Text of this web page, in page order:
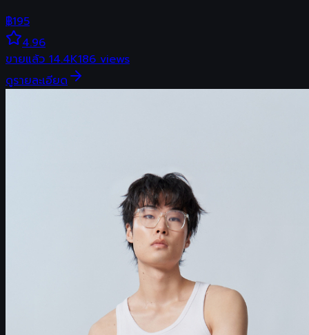
฿195
4.96
ขายแล้ว14.4K186views
ดูรายละเอียด